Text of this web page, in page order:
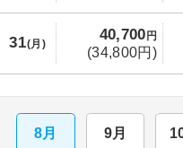
31(月)
40,700 円
(34,800円)
8月 9月